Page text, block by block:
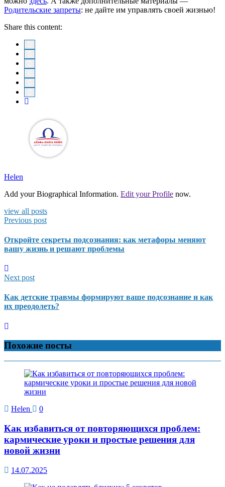
Родительские запреты: не дайте им управлять своей жизнью!
Share this content:
Helen
Add your Biographical Information. Edit your Profile now.
view all posts
Previous post
Откройте секреты подсознания: как метафоры меняют
вашу жизнь и решают проблемы
Next post
Как детские травмы формируют ваше подсознание и как
их преодолеть?
Похожие посты
Helen 0
Как избавиться от повторяющихся проблем:
кармические уроки и простые решения для
новой жизни
14.07.2025